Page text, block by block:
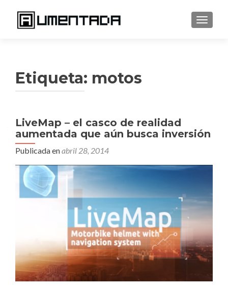
Etiqueta: motos
LiveMap – el casco de realidad
aumentada que aún busca inversión
Publicada enabril 28, 2014